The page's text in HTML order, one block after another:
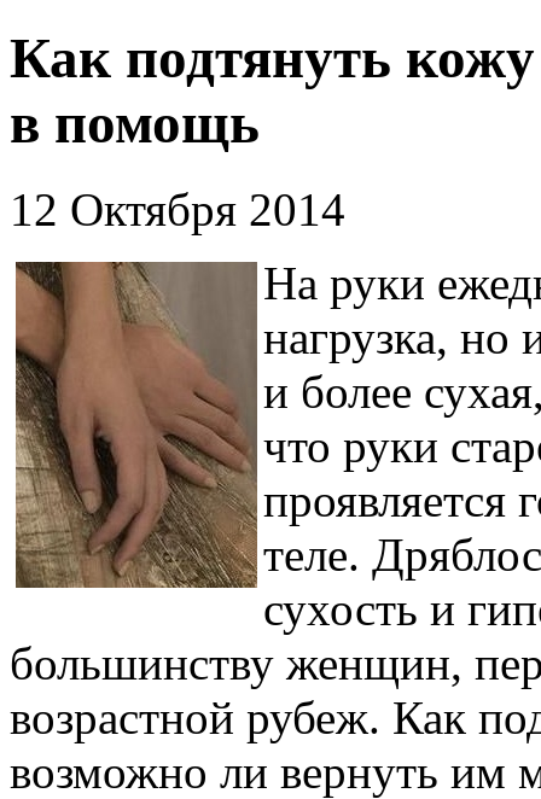
Как подтянуть
в помощь
12 Октября 2014
На руки
нагрузка, но
и более
что руки
проявляется
теле.
сухость и
большинству женщин,
возрастной рубеж. Как
возможно ли вернуть им